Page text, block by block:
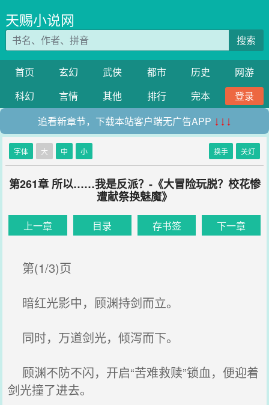
天赐小说网
搜索
首页 玄幻 武侠 都市 历史
网游
科幻
言情 其他 排行 完本
登录
追看新章节，下载本站客户端无广告APP ↓↓↓
字体 大 中 小 换手 关灯
第261章 所以……我是反派？-《大冒险玩脱？校花惨
遭献祭换魅魔》
上一章 目录 存书签 下一章
第(1/3)页
暗红光影中，顾渊持剑而立。
同时，万道剑光，倾泻而下。
顾渊不防不闪，开启“苦难救赎”锁血，便迎着
剑光撞了进去。